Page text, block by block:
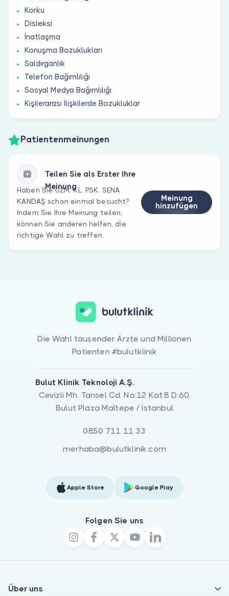
Korku
Disleksi
İnatlaşma
Konuşma Bozuklukları
Saldırganlık
Telefon Bağımlılığı
Sosyal Medya Bağımlılığı
Kişilerarası İlişkilerde Bozukluklar
Patientenmeinungen
Teilen Sie als Erster Ihre
Meinung
Haben Sie UZM. KL. PSK. SENA
KANDAŞ schon einmal besucht?
Indem Sie Ihre Meinung teilen,
können Sie anderen helfen, die
richtige Wahl zu treffen.
Meinung
hinzufügen
Die Wahl tausender Ärzte und Millionen
Patienten #bulutklinik
Bulut Klinik Teknoloji A.Ş.
Cevizli Mh. Tansel Cd. No:12 Kat:8 D:60,
Bulut Plaza Maltepe / İstanbul
0850 711 11 33
merhaba@bulutklinik.com
Apple Store Google Play
Folgen Sie uns
Über uns